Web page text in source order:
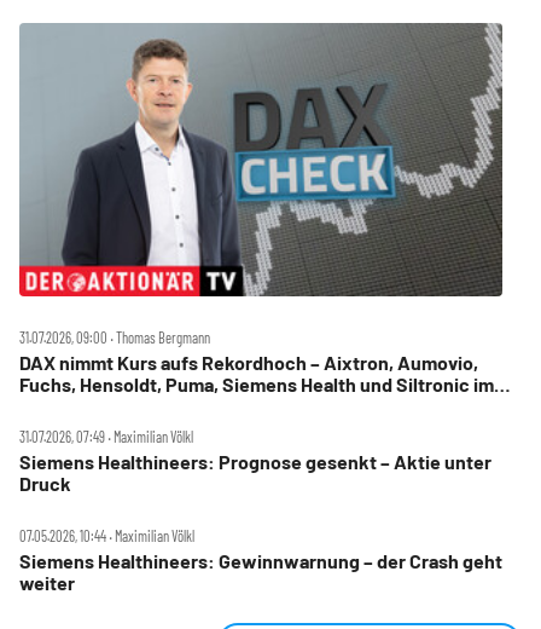
31.07.2026, 09:00 ‧ Thomas Bergmann
DAX nimmt Kurs aufs Rekordhoch – Aixtron, Aumovio,
Fuchs, Hensoldt, Puma, Siemens Health und Siltronic im
31.07.2026, 07:49 ‧ Maximilian Völkl
Siemens Healthineers: Prognose gesenkt – Aktie unter
Druck
07.05.2026, 10:44 ‧ Maximilian Völkl
Siemens Healthineers: Gewinnwarnung – der Crash geht
weiter